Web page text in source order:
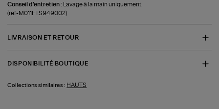
Conseil d'entretien :
Lavage à la main uniquement.
(ref-M011FTS949002)
LIVRAISON ET RETOUR
DISPONIBILITÉ BOUTIQUE
Collections similaires : HAUTS